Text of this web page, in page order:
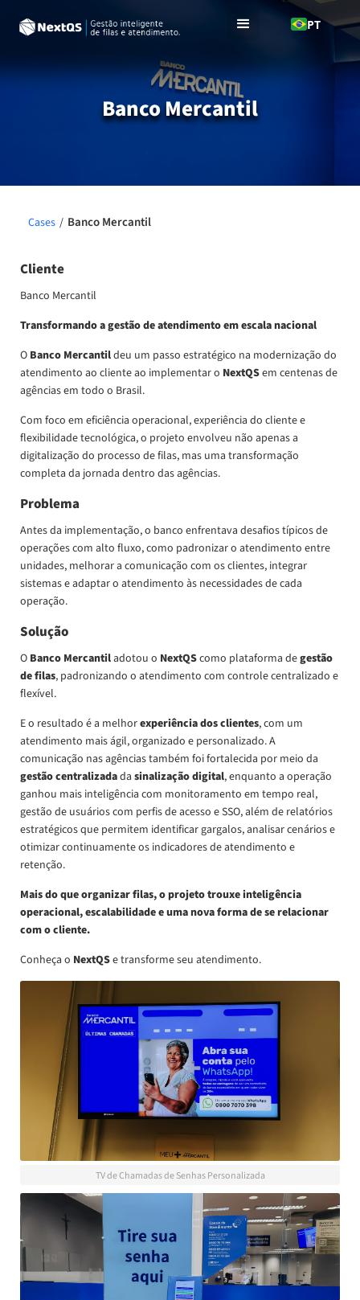
PT
Banco Mercantil
Cases / Banco Mercantil
Cliente
Banco Mercantil
Transformando a gestão de atendimento em escala nacional
O Banco Mercantildeu um passo estratégico na modernização do
atendimento ao cliente ao implementar o NextQSem centenas de
agências em todo o Brasil.
Com foco em eficiência operacional, experiência do cliente e
flexibilidade tecnológica, o projeto envolveu não apenas a
digitalização do processo de filas, mas uma transformação
completa da jornada dentro das agências.
Problema
Antes da implementação, o banco enfrentava desafios típicos de
operações com alto fluxo, como padronizar o atendimento entre
unidades, melhorar a comunicação com os clientes, integrar
sistemas e adaptar o atendimento às necessidades de cada
operação.
Solução
O Banco Mercantiladotou o NextQScomo plataforma degestão
de filas, padronizando o atendimento com controle centralizado e
flexível.
E o resultado é a melhorexperiência dos clientes, com um
atendimento mais ágil, organizado e personalizado. A
comunicação nas agências também foi fortalecida por meio da
gestãocentralizadada sinalização digital, enquanto a operação
ganhou mais inteligência com monitoramento em tempo real,
gestão de usuários com perfis de acesso e SSO, além de relatórios
estratégicos que permitem identificar gargalos, analisar cenários e
otimizar continuamente os indicadores de atendimento e
retenção.
Mais do que organizar filas, o projeto trouxe inteligência
operacional, escalabilidade e uma nova forma de se relacionar
com o cliente.
Conheça o NextQSe transforme seu atendimento.
TV de Chamadas de Senhas Personalizada